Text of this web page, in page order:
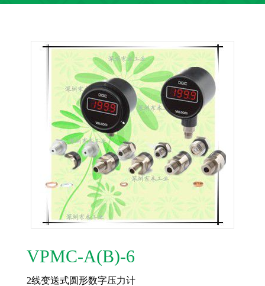
VPMC-A(B)-6
2线变送式圆形数字压力计